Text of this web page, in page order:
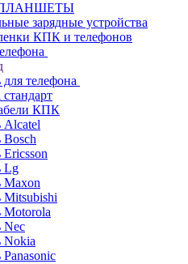
зарядные устройства
КПК и телефонов
для телефона
КПК
Alcatel
Bosch
Ericsson
Lg
Maxon
Mitsubishi
Motorola
Nec
Nokia